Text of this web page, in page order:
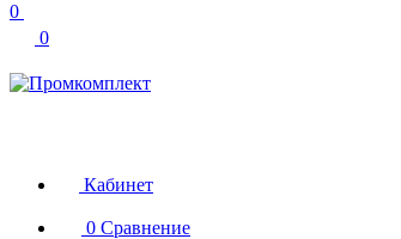
0
0
Кабинет
0 Сравнение